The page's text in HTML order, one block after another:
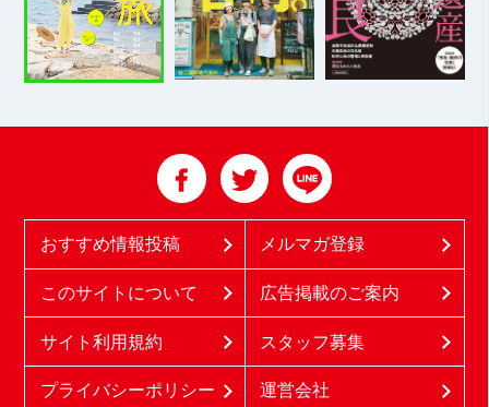
おすすめ情報投稿 メルマガ登録
このサイトについて 広告掲載のご案内
サイト利用規約 スタッフ募集
プライバシーポリシー 運営会社